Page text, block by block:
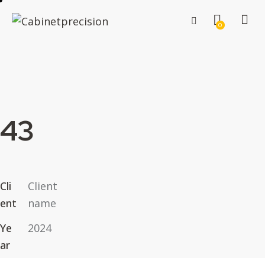
0
43
Cli
ent
Client
name
Ye
ar
2024